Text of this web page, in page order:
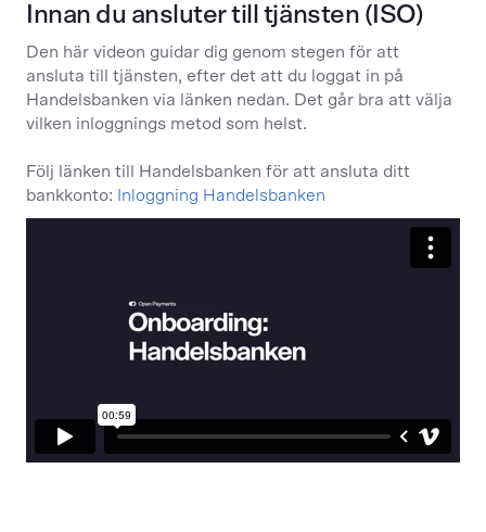
Innan du ansluter till tjänsten (ISO)
Den här videon guidar dig genom stegen för att
ansluta till tjänsten, efter det att du loggat in på
Handelsbanken via länken nedan. Det går bra att välja
vilken inloggnings metod som helst.
Följ länken till Handelsbanken för att ansluta ditt
bankkonto:
Inloggning Handelsbanken